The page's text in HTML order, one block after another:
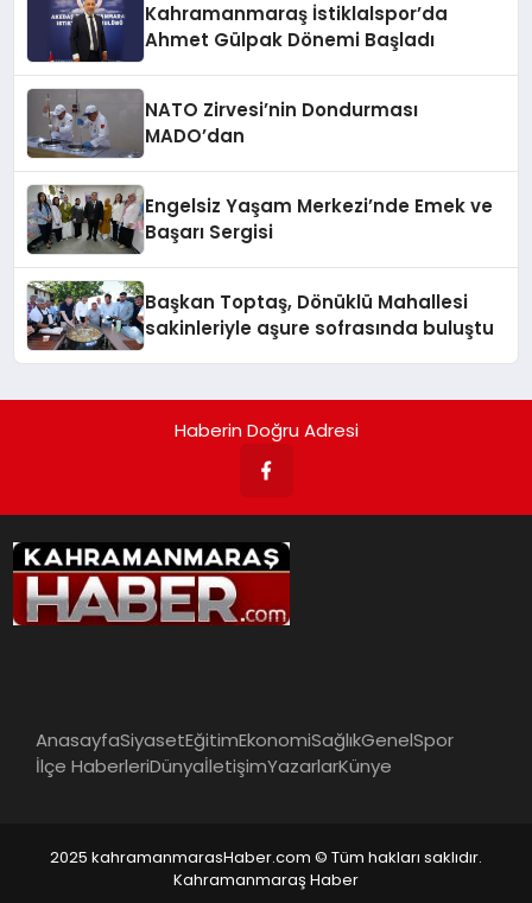
Kahramanmaraş İstiklalspor’da
Ahmet Gülpak Dönemi Başladı
NATO Zirvesi’nin Dondurması
MADO’dan
Engelsiz Yaşam Merkezi’nde Emek ve
Başarı Sergisi
Başkan Toptaş, Dönüklü Mahallesi
sakinleriyle aşure sofrasında buluştu
Haberin Doğru Adresi
AnasayfaSiyasetEğitimEkonomiSağlıkGenelSpor
İlçe HaberleriDünyaİletişimYazarlarKünye
2025 kahramanmarasHaber.com © Tüm hakları saklıdır.
Kahramanmaraş Haber